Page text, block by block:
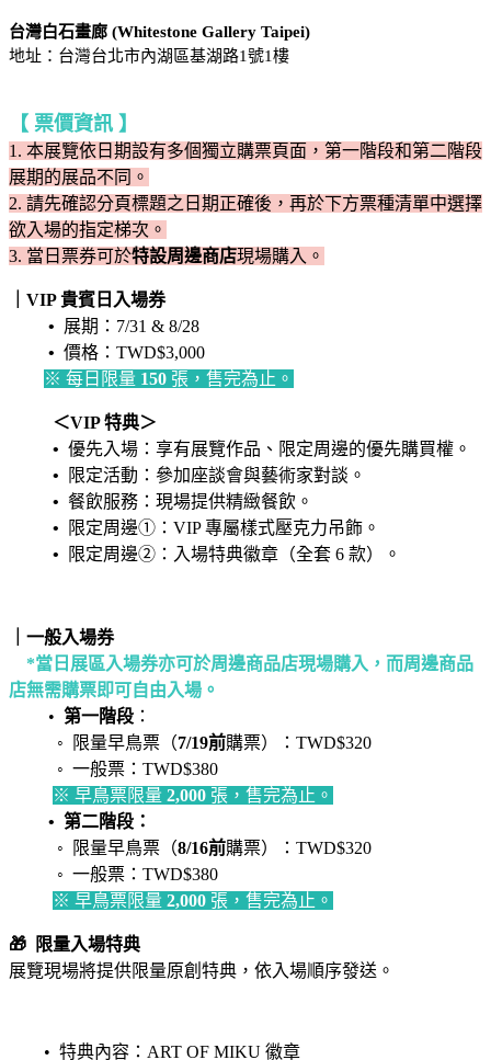
台灣白石畫廊 (Whitestone Gallery Taipei)
地址：台灣台北市內湖區基湖路1號1樓
【 票價資訊 】
1. 本展覽依日期設有多個獨立購票頁面，第一階段和第二階段
展期的展品不同。
2. 請先確認分頁標題之日期正確後，再於下方票種清單中選擇
欲入場的指定梯次。
3. 當日票券可於特設周邊商店現場購入 。
｜VIP 貴賓日入場券
• 展期：7/31 & 8/28
• 價格：TWD$3,000
※ 每日限量 150 張，售完為止。
＜VIP 特典＞
• 優先入場：享有展覽作品、限定周邊的優先購買權。
•
限定活動：參加座談會與藝術家對談。
• 餐飲服務：現場提供精緻餐飲。
•
限定周邊①：VIP 專屬樣式壓克力吊飾。
•
限定周邊②：入場特典徽章（全套 6 款）。
｜一般入場券
*當日展區入場券亦可於周邊商品店現場購入，而周邊商品
店無需購票即可自由入場。
• 第一階段 ：
◦ 限量早鳥票（7/19前購票）：TWD$320
◦ 一般票：TWD$380
※ 早鳥票限量 2,000 張，售完為止。
• 第二階段：
◦ 限量早鳥票（8/16前購票）：TWD$320
◦ 一般票：TWD$380
※ 早鳥票限量 2,000 張，售完為止。
🎁
限量入場特典
展覽現場將提供限量原創特典，依入場順序發送。
• 特典內容：ART OF MIKU 徽章